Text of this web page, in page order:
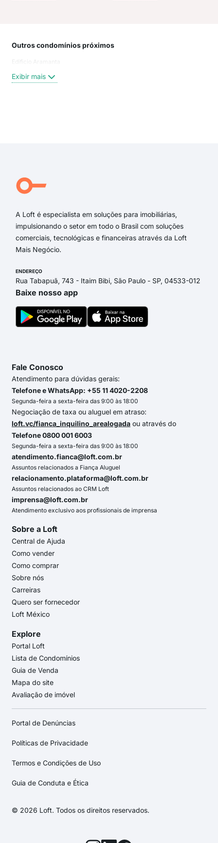
Outros condomínios próximos
Edificio Aramanta
Exibir mais
A Loft é especialista em soluções para imobiliárias,
impulsionando o setor em todo o Brasil com soluções
comerciais, tecnológicas e financeiras através da Loft
Mais Negócio.
ENDEREÇO
Rua Tabapuã, 743 - Itaim Bibi, São Paulo - SP, 04533-012
Baixe nosso app
Fale Conosco
Atendimento para dúvidas gerais:
Telefone e WhatsApp: +55 11 4020-2208
Segunda-feira a sexta-feira das 9:00 às 18:00
Negociação de taxa ou aluguel em atraso:
loft.vc/fianca_inquilino_arealogada ou através do
Telefone 0800 001 6003
Segunda-feira a sexta-feira das 9:00 às 18:00
atendimento.fianca@loft.com.br
Assuntos relacionados a Fiança Aluguel
relacionamento.plataforma@loft.com.br
Assuntos relacionados ao CRM Loft
imprensa@loft.com.br
Atendimento exclusivo aos profissionais de imprensa
Sobre a Loft
Central de Ajuda
Como vender
Como comprar
Sobre nós
Carreiras
Quero ser fornecedor
Loft México
Explore
Portal Loft
Lista de Condomínios
Guia de Venda
Mapa do site
Avaliação de imóvel
Portal de Denúncias
Políticas de Privacidade
Termos e Condições de Uso
Guia de Conduta e Ética
© 2026 Loft. Todos os direitos reservados.